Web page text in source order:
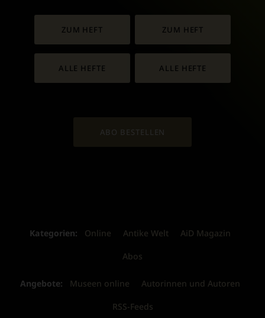
ZUM HEFT
ALLE HEFTE
ZUM HEFT
ALLE HEFTE
ABO BESTELLEN
Kategorien: Online Antike Welt AiD Magazin
Abos
Angebote: Museen online Autorinnen und Autoren
RSS-Feeds